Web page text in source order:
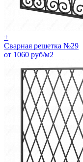
+
Сварная решетка №29
от 1060 руб/м2